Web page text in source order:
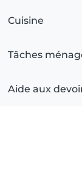
Cuisine
Tâches
Aide aux